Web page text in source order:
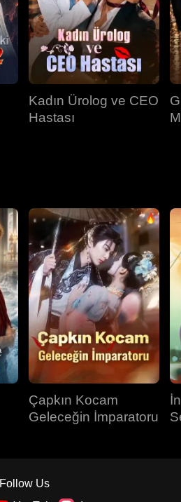
Kadın Ürolog ve CEO
Hastası
Çapkın Kocam
Geleceğin İmparatoru
Follow Us